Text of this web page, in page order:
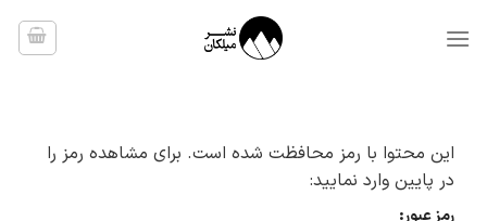
این محتوا با رمز محافظت شده است. برای مشاهده رمز را
در پایین وارد نمایید:
رمز عبور: